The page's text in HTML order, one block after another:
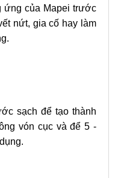
ứng của Mapei trước
nứt, gia cố hay làm
sạch để tạo thành
vón cục và để 5 -